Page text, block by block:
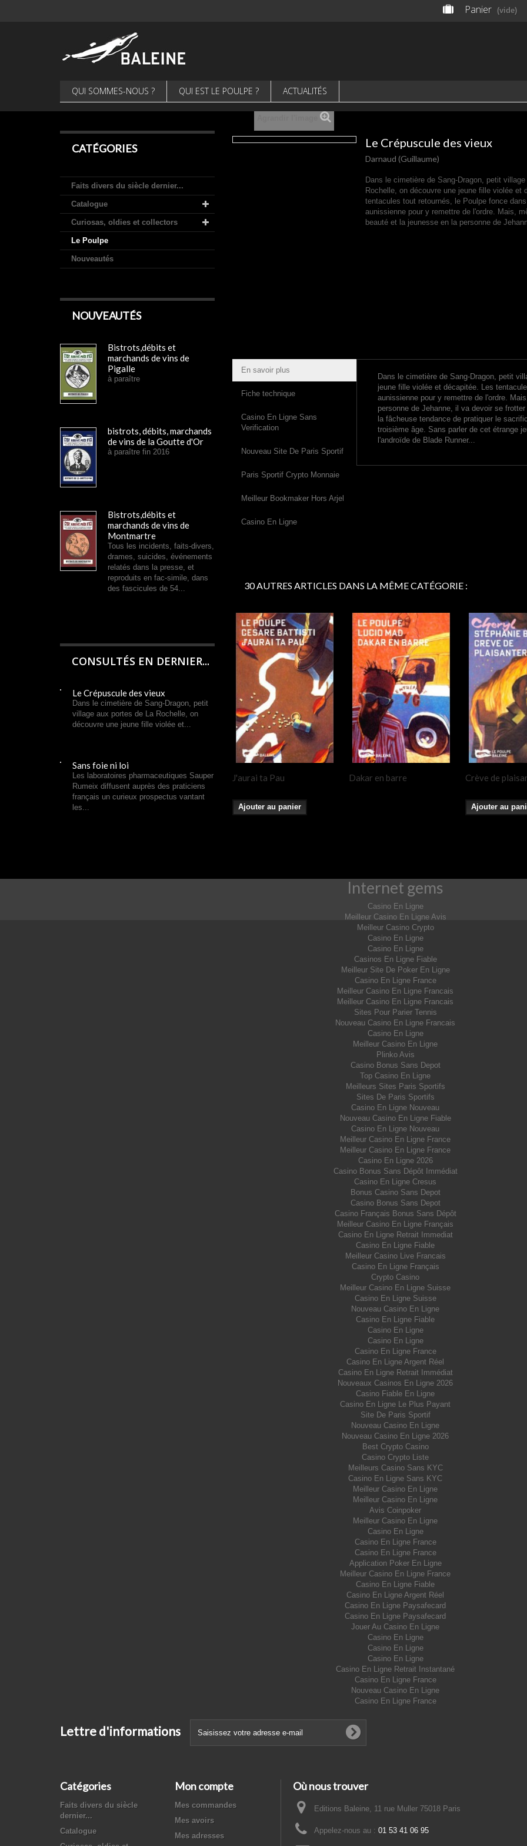
Panier (vide)
QUI SOMMES-NOUS ? QUI EST LE POULPE ? ACTUALITÉS
CATÉGORIES
Faits divers du siècle dernier...
Catalogue
Curiosas, oldies et collectors
Le Poulpe
Nouveautés
NOUVEAUTÉS
Bistrots,débits et
marchands de vins de
Pigalle
à paraître
bistrots, débits, marchands
de vins de la Goutte d'Or
à paraître fin 2016
Bistrots,débits et
marchands de vins de
Montmartre
Tous les incidents, faits-divers,
drames, suicides, événements
relatés dans la presse, et
reproduits en fac-simile, dans
des fascicules de 54...
CONSULTÉS EN DERNIER...
Le Crépuscule des vieux
Dans le cimetière de Sang-Dragon, petit
village aux portes de La Rochelle, on
découvre une jeune fille violée et...
Sans foie ni loi
Les laboratoires pharmaceutiques Sauper
Rumeix diffusent auprès des praticiens
français un curieux prospectus vantant
les...
Le Crépuscule des vieux
Darnaud (Guillaume)
Dans le cimetière de Sang-Dragon, petit
Rochelle, on découvre une jeune fille violée et
tentacules tout retournés, le Poulpe fonce
aunissienne pour y remettre de l'ordre. Mais,
beauté et la jeunesse en la personne de
En savoir plus
Fiche technique
Casino En Ligne Sans
Verification
Nouveau Site De Paris Sportif
Paris Sportif Crypto Monnaie
Meilleur Bookmaker Hors Arjel
Casino En Ligne
Dans le cimetière de Sang-Dragon, petit
jeune fille violée et décapitée. Les
aunissienne pour y remettre de l'ordre.
personne de Jehanne, il va devoir se
la fâcheuse tendance de pratiquer le
troisième âge. Sans parler de cet étrange
l'androïde de Blade Runner...
30 AUTRES ARTICLES DANS LA MÊME CATÉGORIE :
J'aurai ta Pau
Ajouter au panier
Dakar en barre Crève de
Ajouter au
Internet gems
Casino En Ligne
Meilleur Casino En Ligne Avis
Meilleur Casino Crypto
Casino En Ligne
Casino En Ligne
Casinos En Ligne Fiable
Meilleur Site De Poker En Ligne
Casino En Ligne France
Meilleur Casino En Ligne Francais
Meilleur Casino En Ligne Francais
Sites Pour Parier Tennis
Nouveau Casino En Ligne Francais
Casino En Ligne
Meilleur Casino En Ligne
Plinko Avis
Casino Bonus Sans Depot
Top Casino En Ligne
Meilleurs Sites Paris Sportifs
Sites De Paris Sportifs
Casino En Ligne Nouveau
Nouveau Casino En Ligne Fiable
Casino En Ligne Nouveau
Meilleur Casino En Ligne France
Meilleur Casino En Ligne France
Casino En Ligne 2026
Casino Bonus Sans Dépôt Immédiat
Casino En Ligne Cresus
Bonus Casino Sans Depot
Casino Bonus Sans Depot
Casino Français Bonus Sans Dépôt
Meilleur Casino En Ligne Français
Casino En Ligne Retrait Immediat
Casino En Ligne Fiable
Meilleur Casino Live Francais
Casino En Ligne Français
Crypto Casino
Meilleur Casino En Ligne Suisse
Casino En Ligne Suisse
Nouveau Casino En Ligne
Casino En Ligne Fiable
Casino En Ligne
Casino En Ligne
Casino En Ligne France
Casino En Ligne Argent Réel
Casino En Ligne Retrait Immédiat
Nouveaux Casinos En Ligne 2026
Casino Fiable En Ligne
Casino En Ligne Le Plus Payant
Site De Paris Sportif
Nouveau Casino En Ligne
Nouveau Casino En Ligne 2026
Best Crypto Casino
Casino Crypto Liste
Meilleurs Casino Sans KYC
Casino En Ligne Sans KYC
Meilleur Casino En Ligne
Meilleur Casino En Ligne
Avis Coinpoker
Meilleur Casino En Ligne
Casino En Ligne
Casino En Ligne France
Casino En Ligne France
Application Poker En Ligne
Meilleur Casino En Ligne France
Casino En Ligne Fiable
Casino En Ligne Argent Réel
Casino En Ligne Paysafecard
Casino En Ligne Paysafecard
Jouer Au Casino En Ligne
Casino En Ligne
Casino En Ligne
Casino En Ligne
Casino En Ligne Retrait Instantané
Casino En Ligne France
Nouveau Casino En Ligne
Casino En Ligne France
Lettre d'informations
Catégories
Faits divers du siècle
dernier...
Catalogue
Mon compte
Mes commandes
Mes avoirs
Mes adresses
Où nous trouver
Editions Baleine, 11 rue Muller 75018 Paris
Appelez-nous au : 01 53 41 06 95